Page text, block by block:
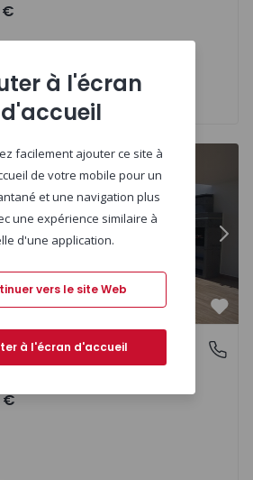
€
80
Montenegro - 1401277 - 9
€
à l'écran
d'accueil
facilement ajouter ce site à
de votre mobile pour un
et une navigation plus
une expérience similaire à
d'une application.
vers le site Web
à l'écran d'accueil